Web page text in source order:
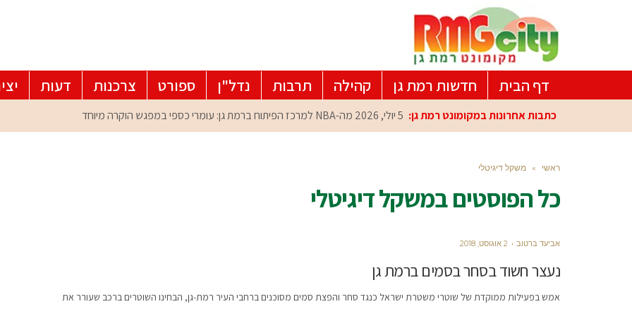
דף הבית חדשות רמת גן קהילה תרבות נדל"ן ספורט צרכנות דעות
כתבות אחרונות במקומונט רמת גן: 5 יולי, 2026 מה-NBA למרכז הפיתוח ברמת גן: עומרי כספי במפגש הוקרה מיוחד
ראשי » משקל דיגיטלי
כל הפוסטים במשקל דיגיטלי
אביעד ברטוב 2 אוגוסט, 2018
נעצר חשוד בסחר בסמים ברמת גן
אמש בפעילות ממוקדת של שוטרי משטרת ישראל כנגד סחר והפצת סמים מסוכנים ברחבי העיר רמת-גן, הבחינו השוטרים ברכב שעורר את